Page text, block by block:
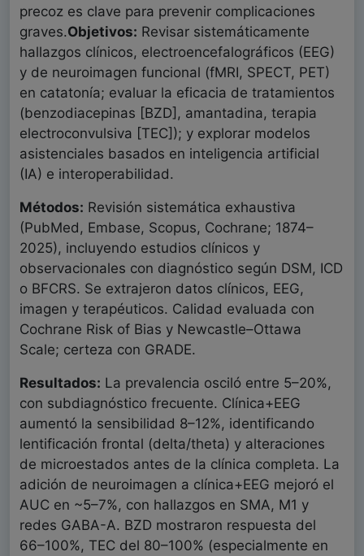
precoz es clave para prevenir complicaciones
graves.Objetivos: Revisar sistemáticamente
hallazgos clínicos, electroencefalográficos (EEG)
y de neuroimagen funcional (fMRI, SPECT, PET)
en catatonía; evaluar la eficacia de tratamientos
(benzodiacepinas [BZD], amantadina, terapia
electroconvulsiva [TEC]); y explorar modelos
asistenciales basados en inteligencia artificial
(IA) e interoperabilidad.
Métodos: Revisión sistemática exhaustiva
(PubMed, Embase, Scopus, Cochrane; 1874–
2025), incluyendo estudios clínicos y
observacionales con diagnóstico según DSM, ICD
o BFCRS. Se extrajeron datos clínicos, EEG,
imagen y terapéuticos. Calidad evaluada con
Cochrane Risk of Bias y Newcastle–Ottawa
Scale; certeza con GRADE.
Resultados: La prevalencia osciló entre 5–20%,
con subdiagnóstico frecuente. Clínica+EEG
aumentó la sensibilidad 8–12%, identificando
lentificación frontal (delta/theta) y alteraciones
de microestados antes de la clínica completa. La
adición de neuroimagen a clínica+EEG mejoró el
AUC en ~5–7%, con hallazgos en SMA, M1 y
redes GABA-A. BZD mostraron respuesta del
66–100%, TEC del 80–100% (especialmente en